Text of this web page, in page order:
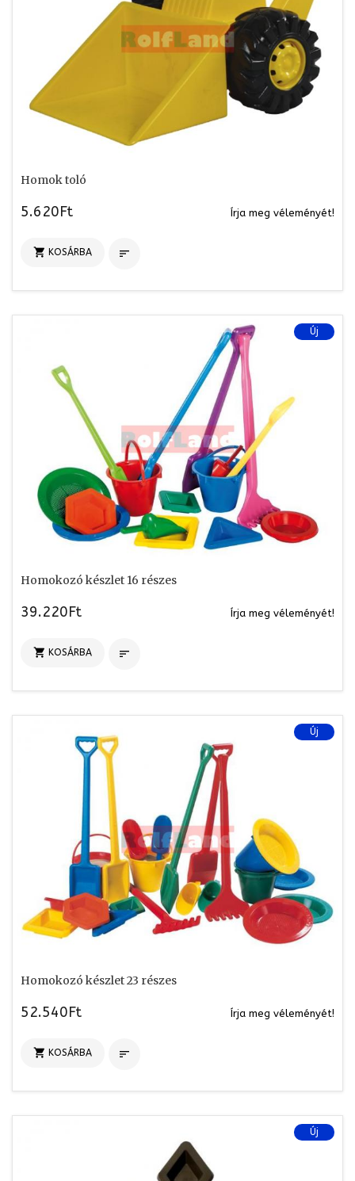
Homok toló
5.620Ft Írja meg véleményét!
 KOSÁRBA 
Új
Homokozó készlet 16 részes
39.220Ft Írja meg véleményét!
 KOSÁRBA 
Új
Homokozó készlet 23 részes
52.540Ft Írja meg véleményét!
 KOSÁRBA 
Új